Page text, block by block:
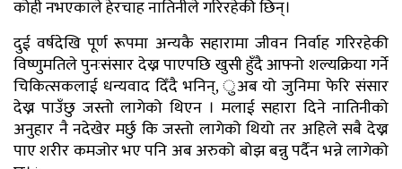
कोही नभएकाले हेरचाह नातिनीले गरिरहेकी छिन्।
दुई वर्षदेखि पूर्ण रूपमा अन्यकै सहारामा जीवन निर्वाह गरिरहेकी
विष्णुमतिले पुनःसंसार देख्न पाएपछि खुसी हुँदै आफ्नो शल्यक्रिया गर्ने
चिकित्सकलाई धन्यवाद दिँदै भनिन्, ुअब यो जुनिमा फेरि संसार
देख्न पाउँछु जस्तो लागेको थिएन । मलाई सहारा दिने नातिनीको
अनुहार नै नदेखेर मर्छु कि जस्तो लागेको थियो तर अहिले सबै देख्न
पाए शरीर कमजोर भए पनि अब अरुको बोझ बन्नु पर्दैन भन्ने लागेको